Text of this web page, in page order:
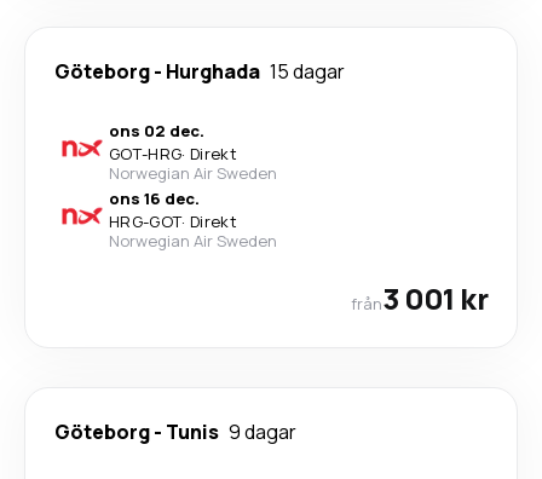
Göteborg- Hurghada 15 dagar
ons 02 dec.
GOT-HRG· Direkt
Norwegian Air Sweden
ons 16 dec.
HRG-GOT· Direkt
Norwegian Air Sweden
från3 001 kr
Göteborg- Tunis 9 dagar